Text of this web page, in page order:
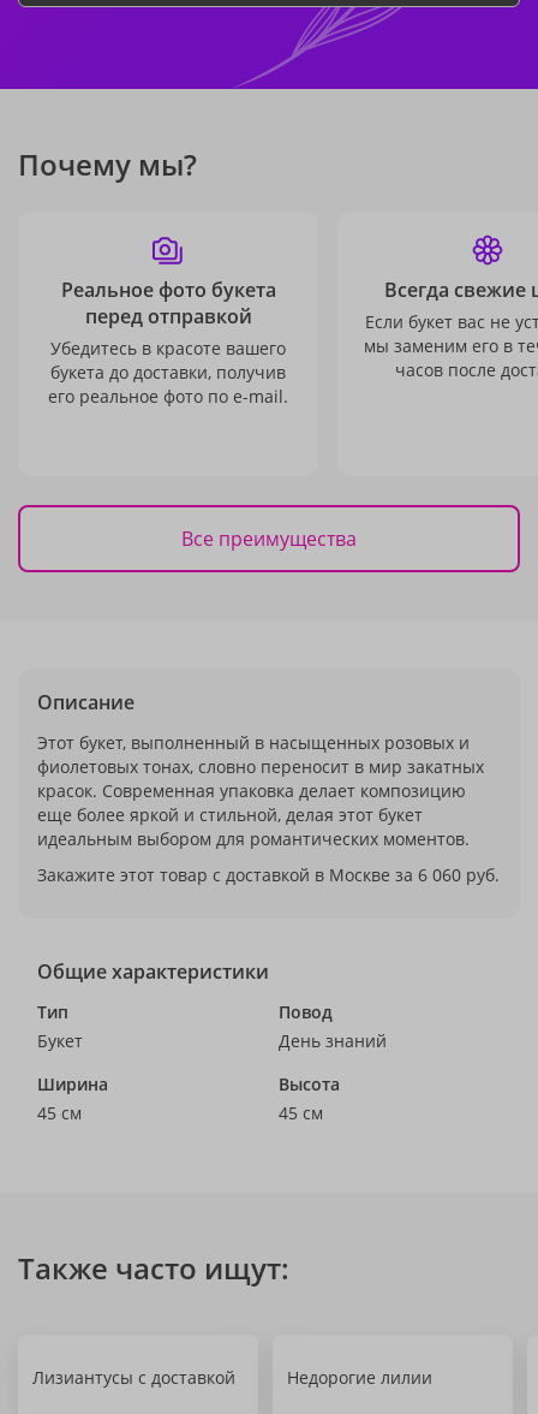
Почему мы?
Реальное фото букета
перед отправкой
Убедитесь в красоте вашего
букета до доставки, получив
его реальное фото по e-mail.
Всегда свежие
Если букет вас не
мы заменим его в
часов после
Все преимущества
Описание
Этот букет, выполненный в насыщенных розовых и
фиолетовых тонах, словно переносит в мир закатных
красок. Современная упаковка делает композицию
еще более яркой и стильной, делая этот букет
идеальным выбором для романтических моментов.
Закажите этот товар с доставкой в Москве за 6 060 руб.
Общие характеристики
Тип
Букет
Повод
День знаний
Ширина
45 см
Высота
45 см
Также часто ищут:
Лизиантусы с доставкой Недорогие лилии